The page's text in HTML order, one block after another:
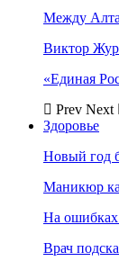
Между
Виктор
«Единая
Prev Next
Здоровье
Новый год
Маникюр
На ошибках
Врач